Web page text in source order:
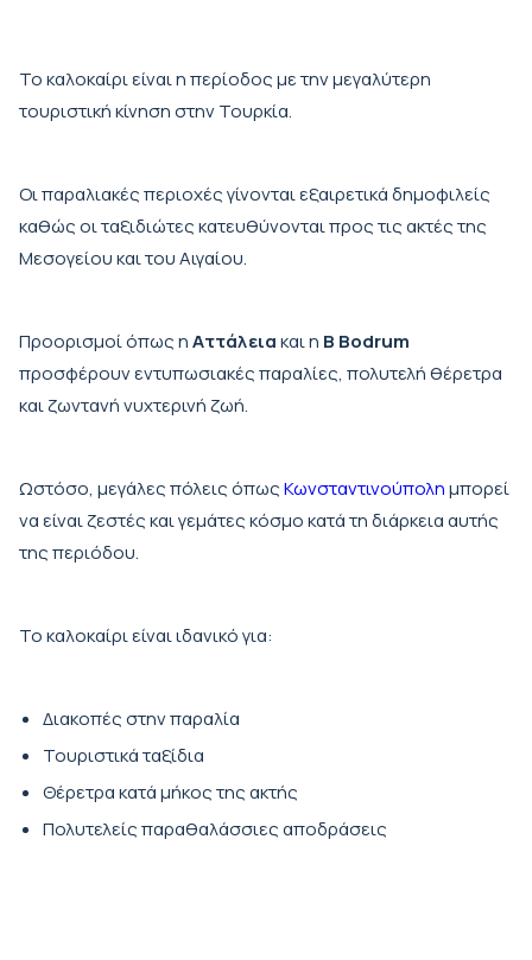
Το καλοκαίρι είναι η περίοδος με την μεγαλύτερη
τουριστική κίνηση στην Τουρκία.
Οι παραλιακές περιοχές γίνονται εξαιρετικά δημοφιλείς
καθώς οι ταξιδιώτες κατευθύνονται προς τις ακτές της
Μεσογείου και του Αιγαίου.
Προορισμοί όπως ηΑττάλειακαι η Β Bodrum
προσφέρουν εντυπωσιακές παραλίες, πολυτελή θέρετρα
και ζωντανή νυχτερινή ζωή.
Ωστόσο, μεγάλες πόλεις όπωςΚωνσταντινούπολημπορεί
να είναι ζεστές και γεμάτες κόσμο κατά τη διάρκεια αυτής
της περιόδου.
Το καλοκαίρι είναι ιδανικό για:
Διακοπές στην παραλία
Τουριστικά ταξίδια
Θέρετρα κατά μήκος της ακτής
Πολυτελείς παραθαλάσσιες αποδράσεις